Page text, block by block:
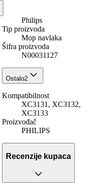
Philips
Tip proizvoda
Mop navlaka
Šifra proizvoda
N00031127
Ostalo2
Kompatibilnost
XC3131, XC3132,
XC3133
Proizvođač
PHILIPS
Recenzije kupaca